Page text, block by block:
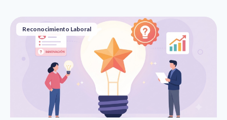
Reconocimiento Laboral